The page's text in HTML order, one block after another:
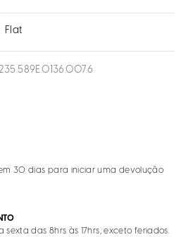
Flat
30 dias para iniciar uma devolução
sexta das 8hrs às 17hrs, exceto feriados.